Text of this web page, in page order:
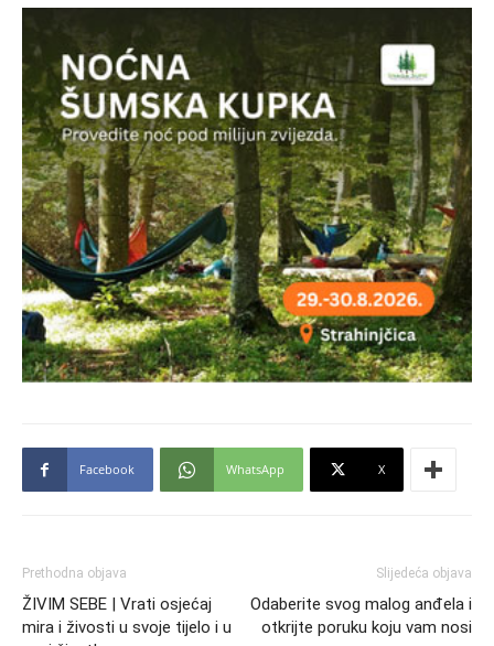
Facebook WhatsApp X
Prethodna objava
ŽIVIM SEBE | Vrati osjećaj
mira i živosti u svoje tijelo i u
Slijedeća objava
Odaberite svog malog anđela i
otkrijte poruku koju vam nosi